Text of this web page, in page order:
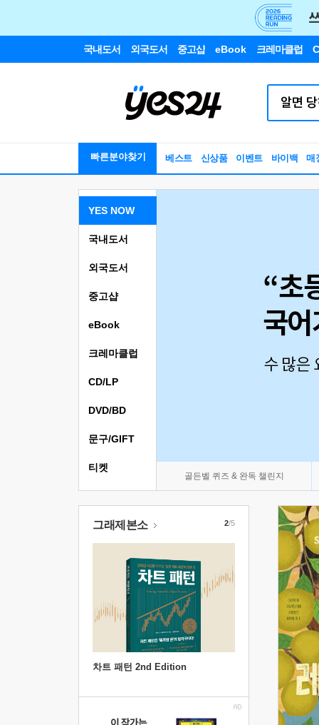
국내도서 외국도서 중고샵 eBook 크레마클럽
빠른분야찾기 베스트 신상품 이벤트 바이백 매
YES NOW
골든벨 퀴즈 & 완독 챌린지
국내도서
외국도서
중고샵
eBook
크레마클럽
CD/LP
DVD/BD
문구/GIFT
티켓
그래제본소
차트 패턴 2nd Edition
2/5